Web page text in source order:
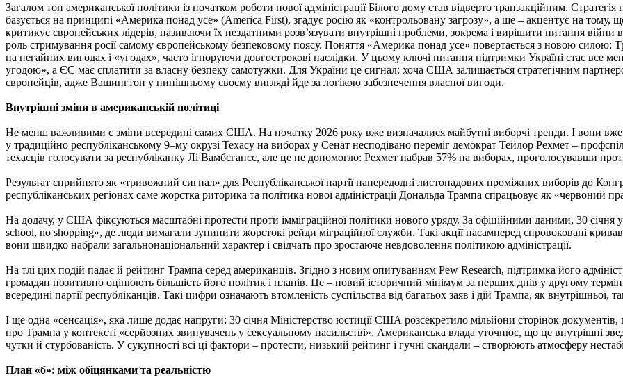
Загалом тон американської політики із початком роботи нової адміністрації Білого дому став відверто транзакційним.
базується на принципі «Америка понад усе» (America First), згадує росію як «контрольовану загрозу», а ще – акцентує на
критикує європейських лідерів, називаючи їх нездатними розв’язувати внутрішні проблеми, зокрема і вирішити питання
роль стримування росії самому європейському безпековому поясу. Поняття «Америка понад усе» повертається з новою силою:
на негайних вигодах і «угодах», часто ігноруючи довгострокові наслідки. У цьому ключі питання підтримки Україні стає
угодою», а ЄС має сплатити за власну безпеку самотужки. Для України це сигнал: хоча США залишається стратегічним
європейців, адже Вашингтон у нинішньому своєму вигляді йде за логікою забезпечення власної вигоди.
Внутрішні зміни в американській політиці
Не менш важливими є зміни всередині самих США. На початку 2026 року вже визначалися майбутні виборчі тренди. І вони
у традиційно республіканському 9–му окрузі Техасу на виборах у Сенат несподівано переміг демократ Тейлор Рехмет –
техасців голосувати за республіканку Лі Вамбсгансс, але це не допомогло: Рехмет набрав 57% на виборах, проголосувавши
Результат сприйнято як «тривожний сигнал» для Республіканської партії напередодні листопадових проміжних виборів до
республіканських регіонах саме жорстка риторика та політика нової адміністрації Дональда Трампа спрацьовує як «червоний
На додачу, у США фіксуються масштабні протести проти імміграційної політики нового уряду. За офіційними даними, 30 січня
school, no shopping», де люди вимагали зупинити жорстокі рейди міграційної служби. Такі акції насамперед спровоковані
вони швидко набрали загальнонаціональний характер і свідчать про зростаюче невдоволення політикою адміністрації.
На тлі цих подій падає й рейтинг Трампа серед американців. Згідно з новим опитуванням Pew Research, підтримка його
громадян позитивно оцінюють більшість його політик і планів. Це – новий історичний мінімум за перших днів у другому
всередині партії республіканців. Такі цифри означають втомленість суспільства від багатьох заяв і дій Трампа, як внутрішньої,
І ще одна «сенсація», яка лише додає напруги: 30 січня Міністерство юстиції США розсекретило мільйони сторінок
про Трампа у контексті «серйозних звинувачень у сексуальному насильстві». Американська влада уточнює, що це внутрішні
чутки й стурбованість. У сукупності всі ці фактори – протести, низький рейтинг і гучні скандали – створюють атмосферу
План «б»: між обіцянками та реальністю